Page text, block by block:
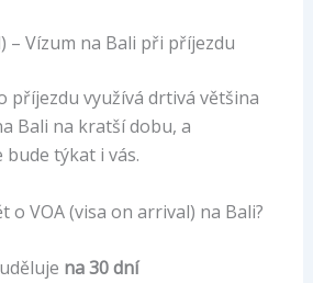
– Vízum na Bali při příjezdu
příjezdu využívá drtivá většina
Bali na kratší dobu, a
týkat i vás.
o VOA (visa on arrival) na Bali?
na 30 dní